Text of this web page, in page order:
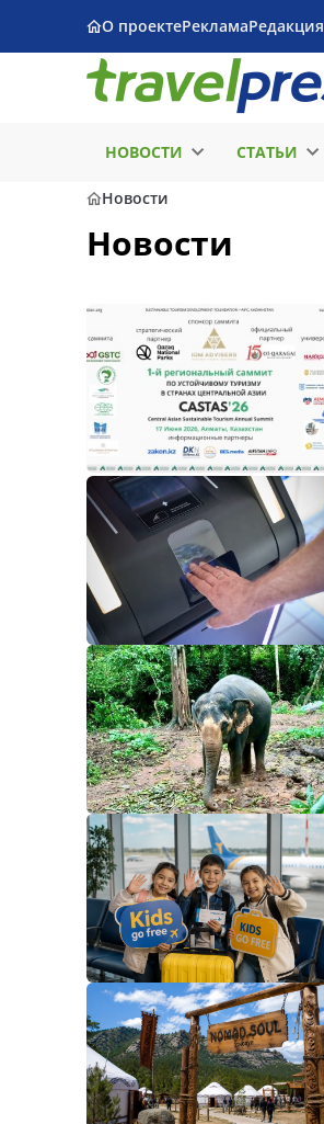
О проектеРекламаРедакция
НОВОСТИ СТАТЬИ
Новости
Новости